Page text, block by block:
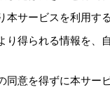
サービスを利用する
り得られる情報を、
意を得ずに本サー